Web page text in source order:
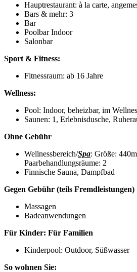
Hauptrestaurant: à la carte,
Bars & mehr: 3
Bar
Poolbar Indoor
Salonbar
Sport & Fitness:
Fitnessraum: ab 16 Jahre
Wellness:
Pool: Indoor, beheizbar, im
Saunen: 1, Erlebnisdusche,
Ohne Gebühr
Wellnessbereich/Spa: Größe:
Paarbehandlungsräume: 2
Finnische Sauna, Dampfbad
Gegen Gebühr (teils Fremdleistungen)
Massagen
Badeanwendungen
Für Kinder: Für Familien
Kinderpool: Outdoor, Süßwasser
So wohnen Sie: